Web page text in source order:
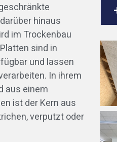
hinaus
im Trockenbau
sind in
und lassen
In ihrem
aus einem
ist der Kern aus
verputzt oder